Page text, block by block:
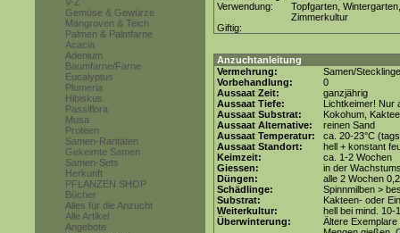
Gemüse & Gewürze
Mangroven & Teich
Palmen & Palmfarne
Acacia
Adenium
Baumfarne/Farne
Eucalyptus
Plumeria
Hibiskus
Passiflora
Musa
Proteen
Samen-Raritäten
Gekeimte Samen
Samen-Sets
Herkunft
PFLANZEN SHOP
Bücher
Alles für die Anzucht
Alle Artikel
Angebote
Verwendung:
Topfgarten, Wintergarten,
Zimmerkultur
Giftig:
Anzuchtanleitung
Vermehrung:
Samen/Stecklinge
Vorbehandlung:
0
Aussaat Zeit:
ganzjährig
Aussaat Tiefe:
Lichtkeimer! Nur
Aussaat Substrat:
Kokohum,
Aussaat Alternative:
reinen Sand
Aussaat Temperatur:
ca. 20-23°C
Aussaat Standort:
hell + konstant
Keimzeit:
ca. 1-2 Wochen
Giessen:
in der
Düngen:
alle 2 Wochen
Schädlinge:
Spinnmilben >
Substrat:
Kakteen- oder
Weiterkultur:
hell bei mind. 10-
Überwinterung:
Ältere